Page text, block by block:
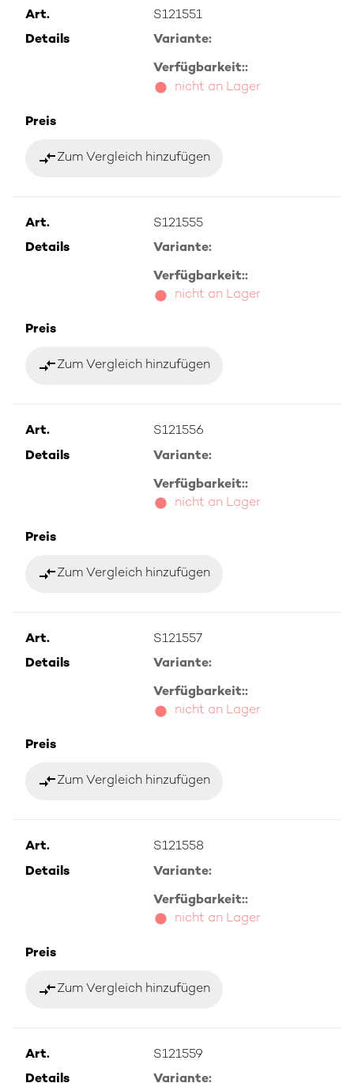
Art.
S121551
Details
Variante:
Verfügbarkeit::
nicht an Lager
Preis
compare_arrowsZum Vergleich hinzufügen
Art.
S121555
Details
Variante:
Verfügbarkeit::
nicht an Lager
Preis
compare_arrowsZum Vergleich hinzufügen
Art.
S121556
Details
Variante:
Verfügbarkeit::
nicht an Lager
Preis
compare_arrowsZum Vergleich hinzufügen
Art.
S121557
Details
Variante:
Verfügbarkeit::
nicht an Lager
Preis
compare_arrowsZum Vergleich hinzufügen
Art.
S121558
Details
Variante:
Verfügbarkeit::
nicht an Lager
Preis
compare_arrowsZum Vergleich hinzufügen
Art.
S121559
Details
Variante: